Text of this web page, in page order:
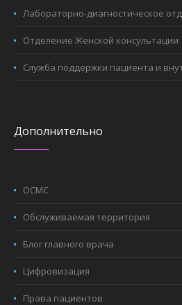
Лабораторно-диагностическое
Отделение Женской консультации
Служба поддержки пациента и
Дополнительно
ОСМС
Обслуживаемая территория
Блог главного врача
Цифровизация
Права пациентов